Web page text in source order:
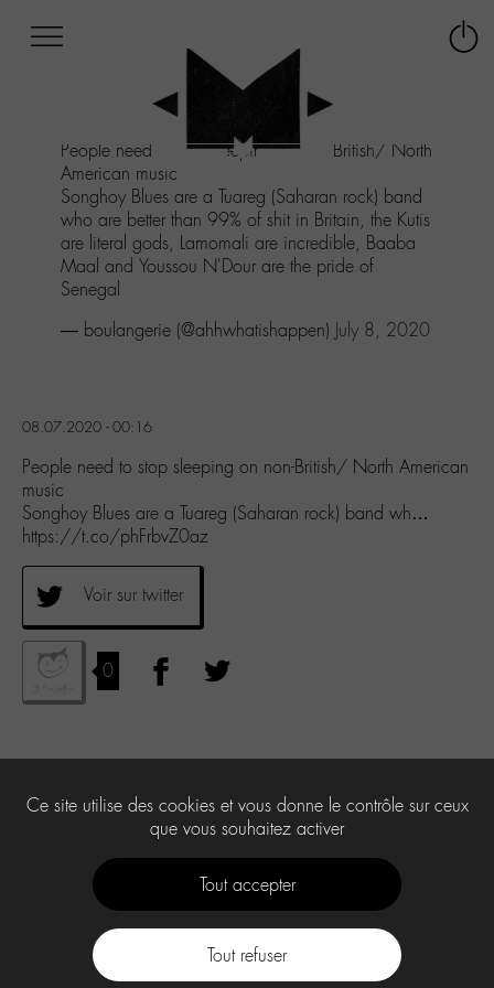
menu
Aller
au
contenu
Aller
recherche
People need to stop sleeping on non-British/ North
American music
Songhoy Blues are a Tuareg (Saharan rock) band
who are better than 99% of shit in Britain, the Kutis
are literal gods, Lamomali are incredible, Baaba
Maal and Youssou N'Dour are the pride of
Senegal
— boulangerie (@ahhwhatishappen) July 8, 2020
08.07.2020 - 00:16
People need to stop sleeping on non-British/ North American
music
Songhoy Blues are a Tuareg (Saharan rock) band wh…
https://t.co/phFrbvZ0az
Voir sur twitter
0
Ce site utilise des cookies et vous donne le contrôle sur ceux
que vous souhaitez activer
Tout accepter
Tout refuser